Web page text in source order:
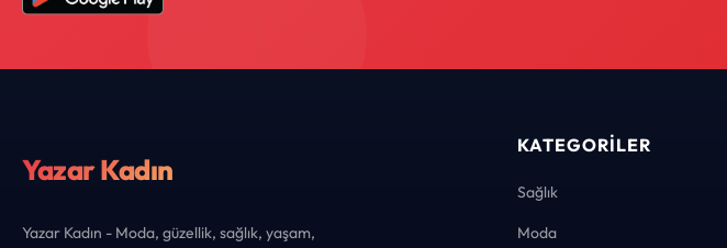
Yazar Kadın
Yazar Kadın - Moda, güzellik, sağlık, yaşam,
KATEGORILER
Sağlık
Moda